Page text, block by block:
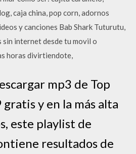
caja china, pop corn, adornos
y canciones Bab Shark Tuturutu,
internet desde tu movil o
horas divirtiendote,
mp3 de Top
y en la más alta
este playlist de
resultados de